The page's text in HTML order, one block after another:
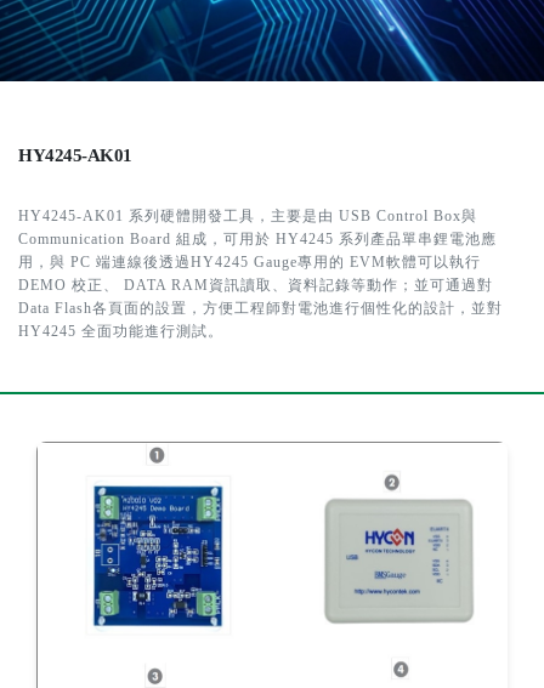
HY4245-AK01
HY4245-AK01 系列硬體開發工具，主要是由 USB Control Box與
Communication Board 組成，可用於 HY4245 系列產品單串鋰電池應
用，與 PC 端連線後透過HY4245 Gauge專用的 EVM軟體可以執行
DEMO 校正、 DATA RAM資訊讀取、資料記錄等動作；並可通過對
Data Flash各頁面的設置，方便工程師對電池進行個性化的設計，並對
HY4245 全面功能進行測試。